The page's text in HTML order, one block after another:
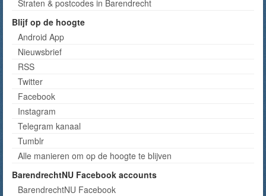
Straten & postcodes in Barendrecht
Blijf op de hoogte
Android App
Nieuwsbrief
RSS
Twitter
Facebook
Instagram
Telegram kanaal
Tumblr
Alle manieren om op de hoogte te blijven
BarendrechtNU Facebook accounts
BarendrechtNU Facebook